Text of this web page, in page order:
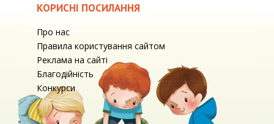
КОРИСНІ ПОСИЛАННЯ
Про нас
Правила користування сайтом
Реклама на сайті
Благодійність
Конкурси